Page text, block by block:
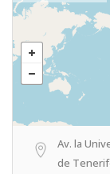
Av. la
de